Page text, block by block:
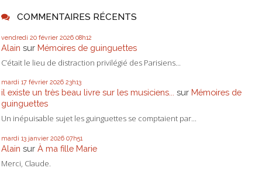
COMMENTAIRES RÉCENTS
vendredi 20 février 2026 08h12
Alain sur Mémoires de guinguettes
C’était le lieu de distraction privilégié des Parisiens...
mardi 17 février 2026 23h13
il existe un très beau livre sur les musiciens... sur Mémoires de
guinguettes
Un inépuisable sujet les guinguettes se comptaient par...
mardi 13 janvier 2026 07h51
Alain sur À ma fille Marie
Merci, Claude.